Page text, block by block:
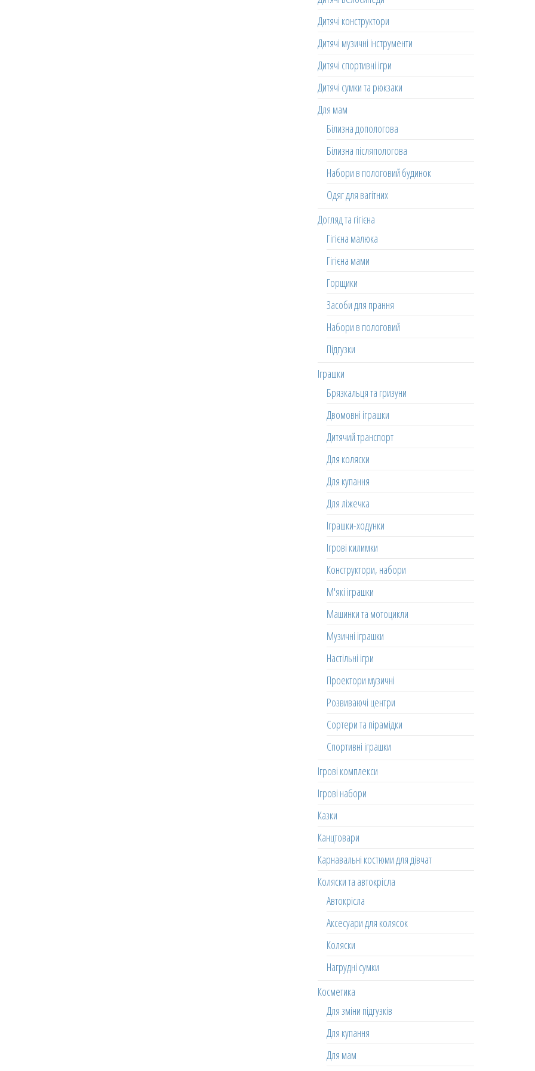
Дитячі конструктори
Дитячі музичні інструменти
Дитячі спортивні ігри
Дитячі сумки та рюкзаки
Для мам
Білизна допологова
Білизна післяпологова
Набори в пологовий будинок
Одяг для вагітних
Догляд та гігієна
Гігієна малюка
Гігієна мами
Горщики
Засоби для прання
Набори в пологовий
Підгузки
Іграшки
Брязкальця та гризуни
Двомовні іграшки
Дитячий транспорт
Для коляски
Для купання
Для ліжечка
Іграшки-ходунки
Ігрові килимки
Конструктори, набори
М'які іграшки
Машинки та мотоцикли
Музичні іграшки
Настільні ігри
Проектори музичні
Розвиваючі центри
Сортери та пірамідки
Спортивні іграшки
Ігрові комплекси
Ігрові набори
Казки
Канцтовари
Карнавальні костюми для дівчат
Коляски та автокрісла
Автокрісла
Аксесуари для колясок
Коляски
Нагрудні сумки
Косметика
Для зміни підгузків
Для купання
Для мам